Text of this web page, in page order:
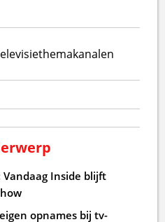
themakanalen
Inside blijft
opnames bij tv-